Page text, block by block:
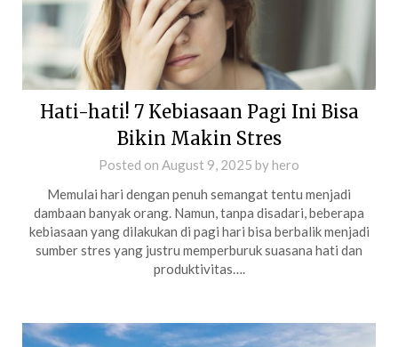
Hati-hati! 7 Kebiasaan Pagi Ini Bisa
Bikin Makin Stres
Posted on August 9, 2025 byhero
Memulai hari dengan penuh semangat tentu menjadi
dambaan banyak orang. Namun, tanpa disadari, beberapa
kebiasaan yang dilakukan di pagi hari bisa berbalik menjadi
sumber stres yang justru memperburuk suasana hati dan
produktivitas….